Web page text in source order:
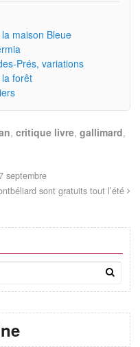
maison Bleue
Prés, variations
forêt
, critique livre, gallimard,
septembre
sont gratuits tout l’été